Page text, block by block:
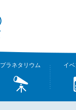
プラネタリウム イ